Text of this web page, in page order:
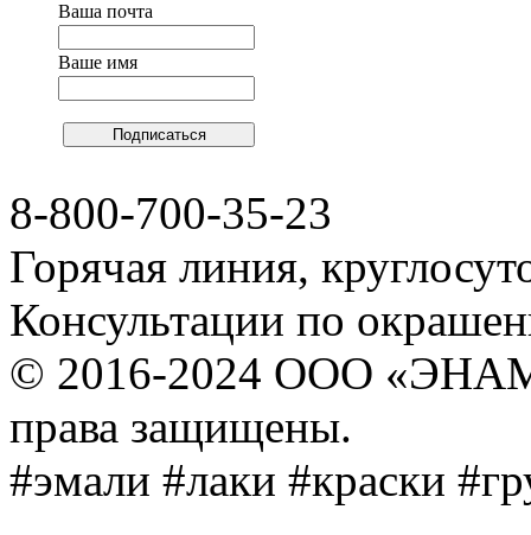
Ваша почта
Ваше имя
8-800-700-35-23
Горячая линия,
Консультации по
© 2016-2024 ООО
права защищены.
#эмали #лаки #краски